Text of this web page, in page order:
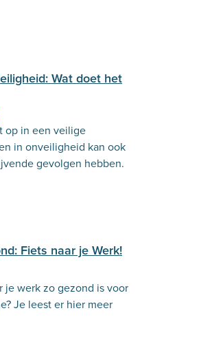
Wat doet het
op in een veilige
in onveiligheid kan ook
gevolgen hebben.
Fiets naar je Werk!
je werk zo gezond is voor
Je leest er hier meer